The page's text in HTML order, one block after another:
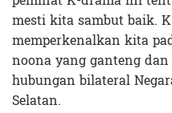
mesti kita sambut baik.
memperkenalkan kita
noona yang ganteng
hubungan bilateral
Selatan.